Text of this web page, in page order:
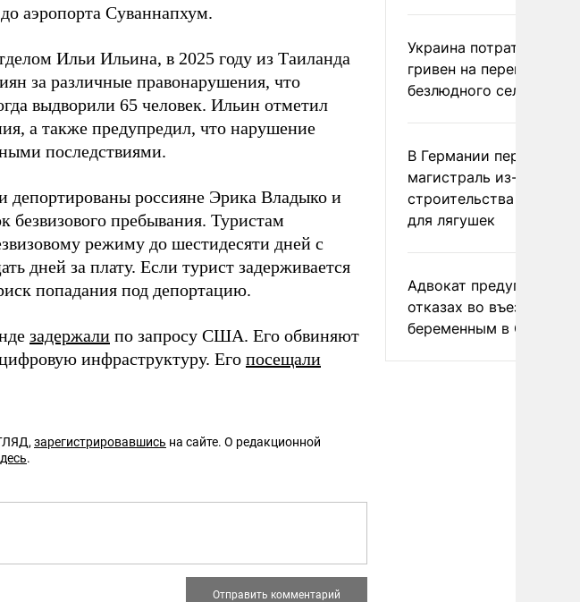
аэропорта Суваннапхум.
Ильи Ильина, в 2025 году из Таиланда
за различные правонарушения, что
выдворили 65 человек. Ильин отметил
а также предупредил, что нарушение
последствиями.
россияне Эрика Владыко и
безвизового пребывания. Туристам
режиму до шестидесяти дней с
дней за плату. Если турист задерживается
попадания под депортацию.
задержали по запросу США. Его обвиняют
инфраструктуру. Его посещали
зарегистрировавшись на сайте. О редакционной
.
Украина потратила 1
гривен на
безлюдного села
В Германии перекрыли
магистраль из-за
строительства
для лягушек
Адвокат предупредил
отказах во въезде
беременным в США